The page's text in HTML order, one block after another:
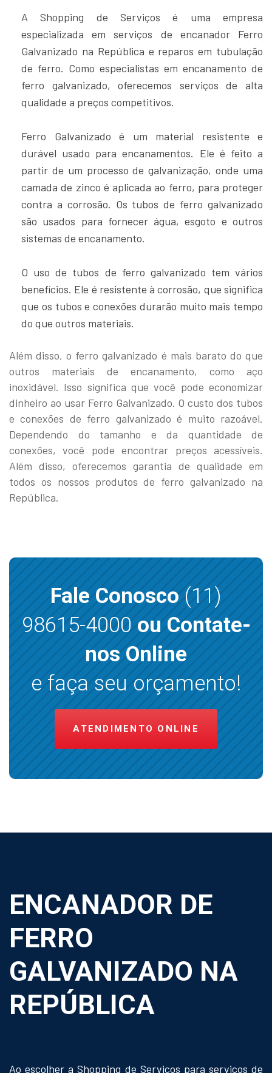
A Shopping de Serviços é uma empresa
especializada em serviços de encanador Ferro
Galvanizado na República e reparos em tubulação
de ferro. Como especialistas em encanamento de
ferro galvanizado, oferecemos serviços de alta
qualidade a preços competitivos.
Ferro Galvanizado é um material resistente e
durável usado para encanamentos. Ele é feito a
partir de um processo de galvanização, onde uma
camada de zinco é aplicada ao ferro, para proteger
contra a corrosão. Os tubos de ferro galvanizado
são usados para fornecer água, esgoto e outros
sistemas de encanamento.
O uso de tubos de ferro galvanizado tem vários
benefícios. Ele é resistente à corrosão, que significa
que os tubos e conexões durarão muito mais tempo
do que outros materiais.
Além disso, o ferro galvanizado é mais barato do que
outros materiais de encanamento, como aço
inoxidável. Isso significa que você pode economizar
dinheiro ao usar Ferro Galvanizado. O custo dos tubos
e conexões de ferro galvanizado é muito razoável.
Dependendo do tamanho e da quantidade de
conexões, você pode encontrar preços acessíveis.
Além disso, oferecemos garantia de qualidade em
todos os nossos produtos de ferro galvanizado na
República.
Fale Conosco(11)
98615-4000ou Contate-
nos Online
e faça seu orçamento!
ATENDIMENTO ONLINE
ENCANADOR DE
FERRO
GALVANIZADO NA
REPÚBLICA
Ao escolher a Shopping de Serviços para serviços de